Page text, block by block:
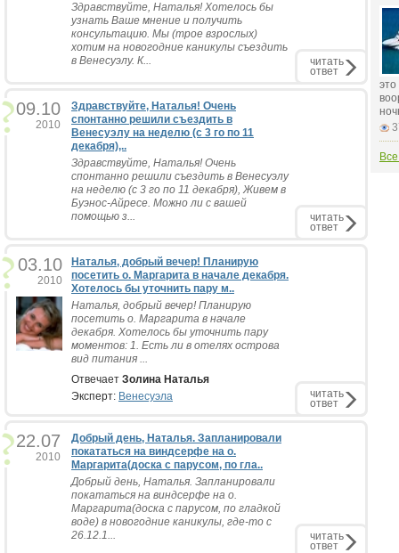
Здравствуйте, Наталья! Хотелось бы
узнать Ваше мнение и получить
консультацию. Мы (трое взрослых)
хотим на новогодние каникулы съездить
в Венесуэлу. К...
читать
ответ
09.10
2010
Здравствуйте, Наталья! Очень
спонтанно решили съездить в
Венесуэлу на неделю (с 3 го по 11
декабря),..
Здравствуйте, Наталья! Очень
спонтанно решили съездить в Венесуэлу
на неделю (с 3 го по 11 декабря), Живем в
Буэнос-Айресе. Можно ли с вашей
помощью з...
читать
ответ
03.10
2010
Наталья, добрый вечер! Планирую
посетить о. Маргарита в начале декабря.
Хотелось бы уточнить пару м..
Наталья, добрый вечер! Планирую
посетить о. Маргарита в начале
декабря. Хотелось бы уточнить пару
моментов: 1. Есть ли в отелях острова
вид питания ...
Отвечает Золина Наталья
Эксперт: Венесуэла читать
ответ
22.07
2010
Добрый день, Наталья. Запланировали
покататься на виндсерфе на о.
Маргарита(доска с парусом, по гла..
Добрый день, Наталья. Запланировали
покататься на виндсерфе на о.
Маргарита(доска с парусом, по гладкой
воде) в новогодние каникулы, где-то с
26.12.1...
читать
ответ